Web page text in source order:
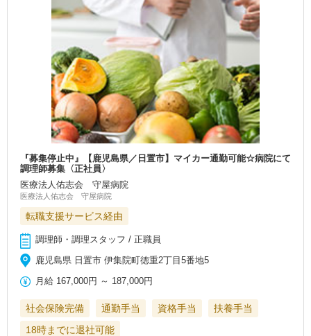
『募集停止中』【鹿児島県／日置市】マイカー通勤可能☆病院にて
調理師募集〈正社員〉
医療法人佑志会 守屋病院
医療法人佑志会 守屋病院
転職支援サービス経由
調理師・調理スタッフ / 正職員
鹿児島県 日置市 伊集院町徳重2丁目5番地5
月給 167,000円 ～ 187,000円
社会保険完備 通勤手当 資格手当
扶養手当
18時までに退社可能